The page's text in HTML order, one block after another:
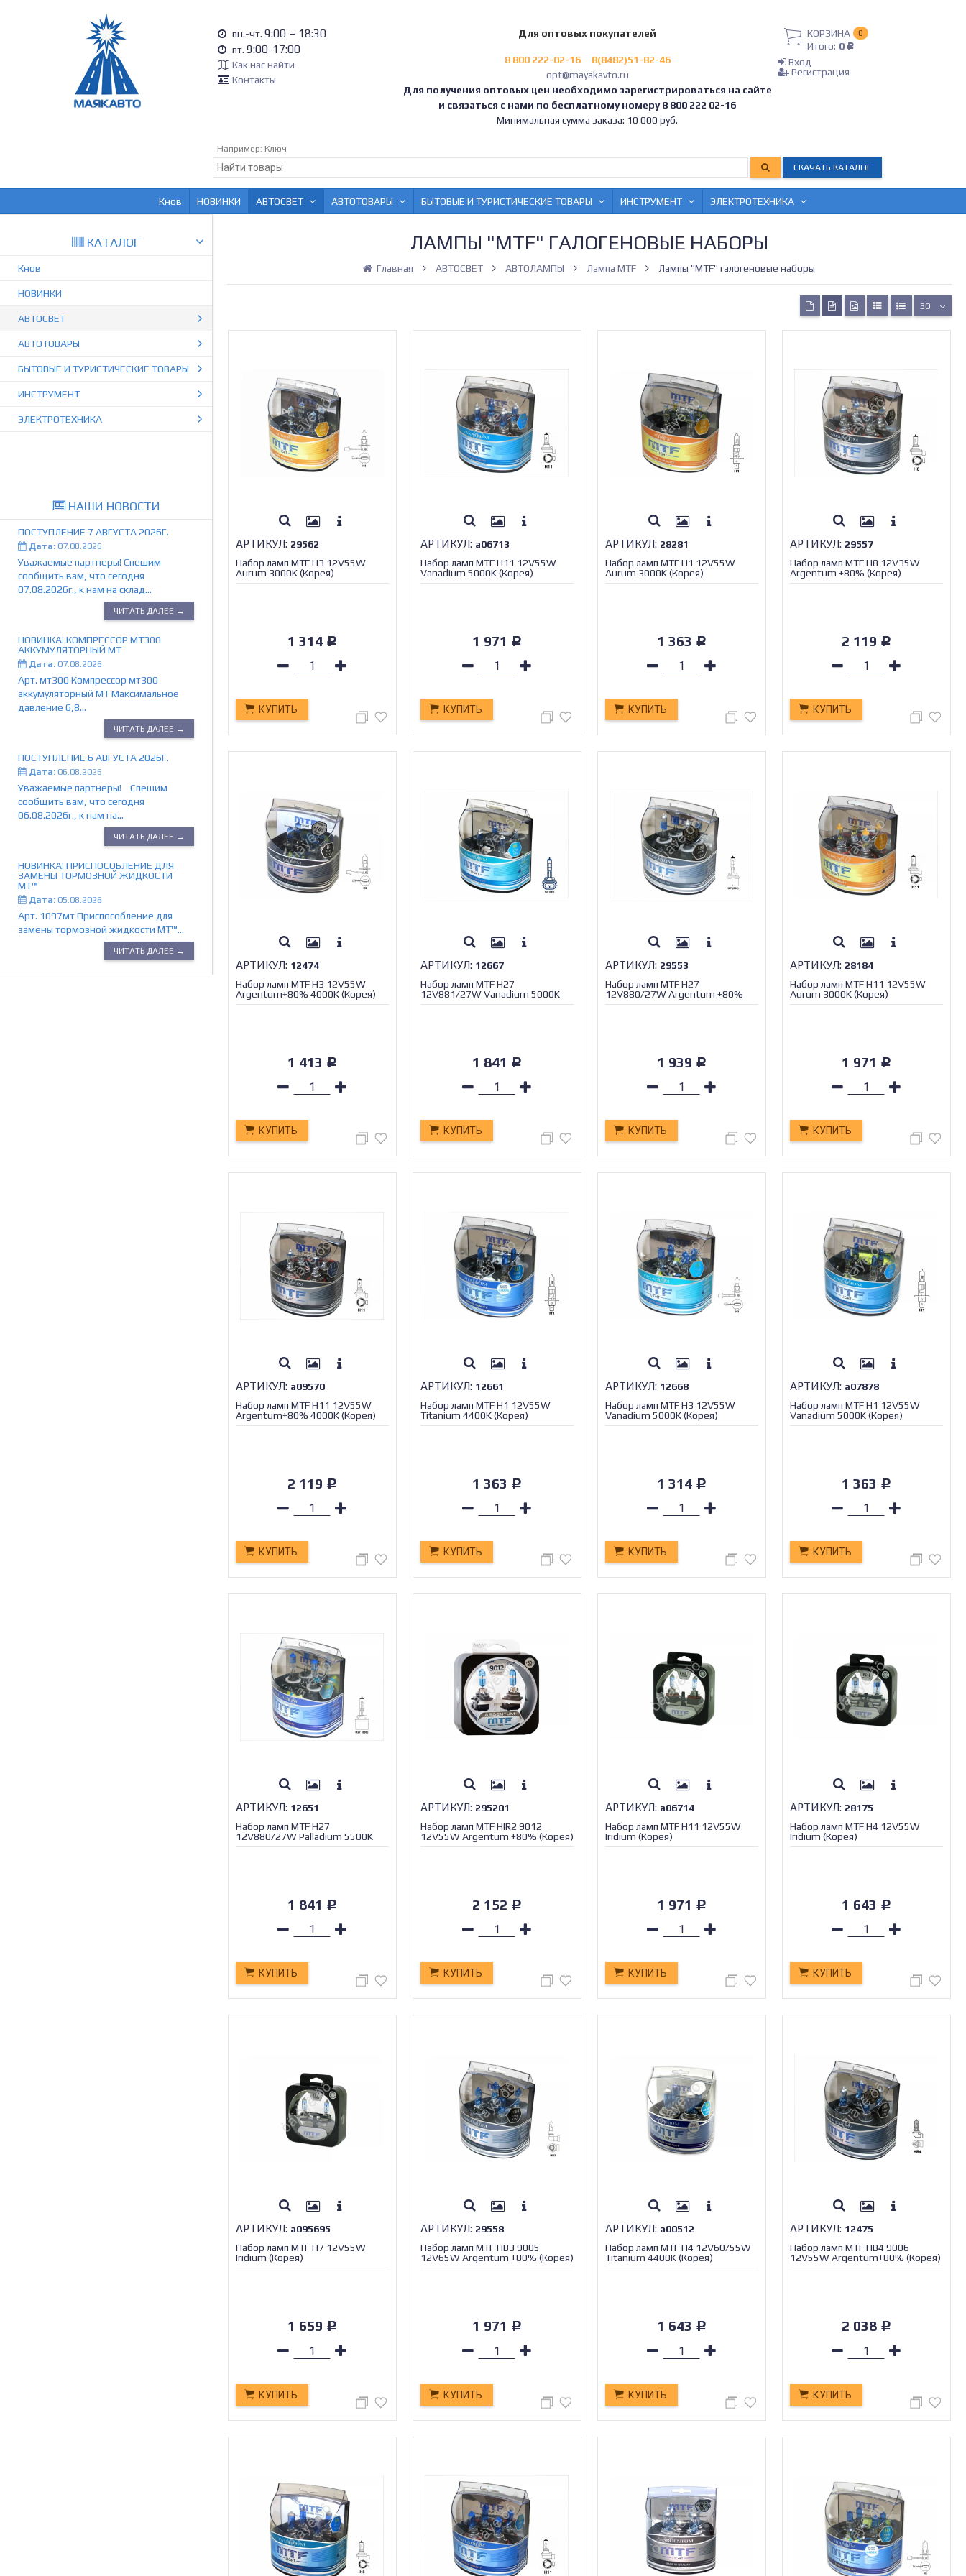
пн.-чт. 9:00 – 18:30
пт. 9:00-17:00
Как нас найти
Контакты
Для оптовых покупателей
8 800 222-02-16
8(8482)51-82-46
opt@mayakavto.ru
Для получения оптовых цен необходимо зарегистрироваться на сайте
и связаться с нами по бесплатному номеру 8 800 222 02-16
Минимальная сумма заказа: 10 000 руб.
КОРЗИНА 0
Итого: 0 Р
Вход
Регистрация
Например: Ключ
СКАЧАТЬ КАТАЛОГ
Кнов НОВИНКИ АВТОСВЕТ АВТОТОВАРЫ БЫТОВЫЕ И ТУРИСТИЧЕСКИЕ ТОВАРЫ ИНСТРУМЕНТ ЭЛЕКТРОТЕХНИКА
КАТАЛОГ
Кнов
НОВИНКИ
АВТОСВЕТ
АВТОТОВАРЫ
БЫТОВЫЕ И ТУРИСТИЧЕСКИЕ ТОВАРЫ
ИНСТРУМЕНТ
ЭЛЕКТРОТЕХНИКА
НАШИ НОВОСТИ
ПОСТУПЛЕНИЕ 7 АВГУСТА 2026Г.
Дата: 07.08.2026
Уважаемые партнеры! Спешим
сообщить вам, что сегодня
07.08.2026г., к нам на склад...
ЧИТАТЬ ДАЛЕЕ →
НОВИНКА! КОМПРЕССОР МТ300
АККУМУЛЯТОРНЫЙ МТ
Дата: 07.08.2026
Арт. мт300 Компрессор мт300
аккумуляторный МТ Максимальное
давление 6,8...
ЧИТАТЬ ДАЛЕЕ →
ПОСТУПЛЕНИЕ 6 АВГУСТА 2026Г.
Дата: 06.08.2026
Уважаемые партнеры! Спешим
сообщить вам, что сегодня
06.08.2026г., к нам на...
ЧИТАТЬ ДАЛЕЕ →
НОВИНКА! ПРИСПОСОБЛЕНИЕ ДЛЯ
ЗАМЕНЫ ТОРМОЗНОЙ ЖИДКОСТИ
МТ™
Дата: 05.08.2026
Арт. 1097мт Приспособление для
замены тормозной жидкости МТ™...
ЧИТАТЬ ДАЛЕЕ →
ЛАМПЫ "MTF" ГАЛОГЕНОВЫЕ НАБОРЫ
Главная АВТОСВЕТ АВТОЛАМПЫ Лампа MTF Лампы "MTF" галогеновые наборы
30
АРТИКУЛ: 29562
Набор ламп MTF H3 12V55W
Aurum 3000K (Корея)
1 314 Р
КУПИТЬ
АРТИКУЛ: а06713
Набор ламп MTF H11 12V55W
Vanadium 5000K (Корея)
1 971 Р
КУПИТЬ
АРТИКУЛ: 28281
Набор ламп MTF H1 12V55W
Aurum 3000K (Корея)
1 363 Р
КУПИТЬ
АРТИКУЛ: 29557
Набор ламп MTF H8 12V35W
Argentum +80% (Корея)
2 119 Р
КУПИТЬ
АРТИКУЛ: 12474
Набор ламп MTF H3 12V55W
Argentum+80% 4000K (Корея)
1 413 Р
КУПИТЬ
АРТИКУЛ: 12667
Набор ламп MTF H27
12V881/27W Vanadium 5000K
(Корея)
1 841 Р
КУПИТЬ
АРТИКУЛ: 29553
Набор ламп MTF H27
12V880/27W Argentum +80%
(Корея)
1 939 Р
КУПИТЬ
АРТИКУЛ: 28184
Набор ламп MTF H11 12V55W
Aurum 3000K (Корея)
1 971 Р
КУПИТЬ
АРТИКУЛ: а09570
Набор ламп MTF H11 12V55W
Argentum+80% 4000K (Корея)
2 119 Р
КУПИТЬ
АРТИКУЛ: 12661
Набор ламп MTF H1 12V55W
Titanium 4400K (Корея)
1 363 Р
КУПИТЬ
АРТИКУЛ: 12668
Набор ламп MTF H3 12V55W
Vanadium 5000K (Корея)
1 314 Р
КУПИТЬ
АРТИКУЛ: а07878
Набор ламп MTF H1 12V55W
Vanadium 5000K (Корея)
1 363 Р
КУПИТЬ
АРТИКУЛ: 12651
Набор ламп MTF H27
12V880/27W Palladium 5500K
(Корея)
1 841 Р
КУПИТЬ
АРТИКУЛ: 295201
Набор ламп MTF HIR2 9012
12V55W Argentum +80% (Корея)
2 152 Р
КУПИТЬ
АРТИКУЛ: а06714
Набор ламп MTF H11 12V55W
Iridium (Корея)
1 971 Р
КУПИТЬ
АРТИКУЛ: 28175
Набор ламп MTF H4 12V55W
Iridium (Корея)
1 643 Р
КУПИТЬ
АРТИКУЛ: а095695
Набор ламп MTF H7 12V55W
Iridium (Корея)
1 659 Р
КУПИТЬ
АРТИКУЛ: 29558
Набор ламп MTF HВ3 9005
12V65W Argentum +80% (Корея)
1 971 Р
КУПИТЬ
АРТИКУЛ: а00512
Набор ламп MTF H4 12V60/55W
Titanium 4400K (Корея)
1 643 Р
КУПИТЬ
АРТИКУЛ: 12475
Набор ламп MTF HВ4 9006
12V55W Argentum+80% (Корея)
2 038 Р
КУПИТЬ